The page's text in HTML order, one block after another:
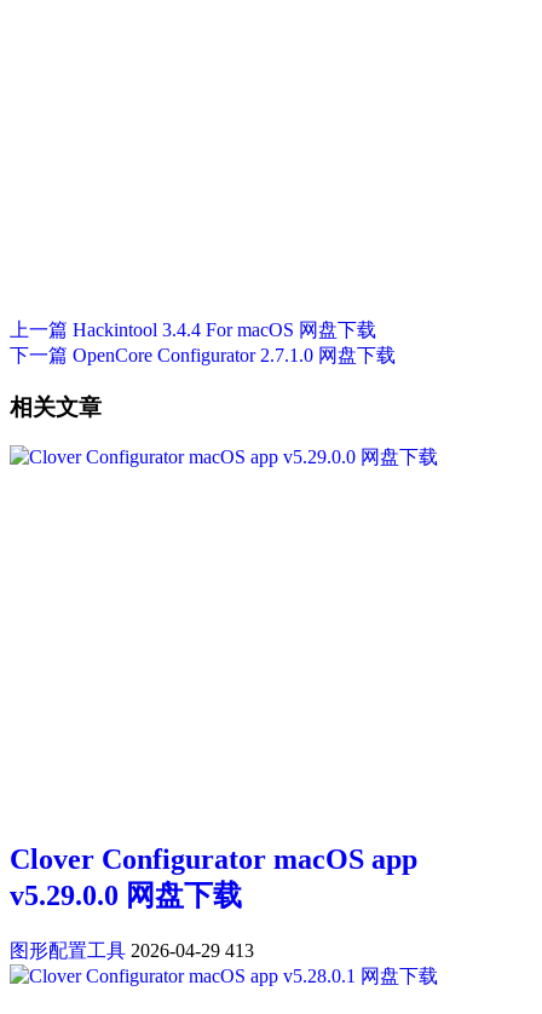
上一篇 Hackintool 3.4.4 For macOS 网盘下载
下一篇 OpenCore Configurator 2.7.1.0 网盘下载
相关文章
Clover Configurator macOS app
v5.29.0.0 网盘下载
图形配置工具 2026-04-29 413